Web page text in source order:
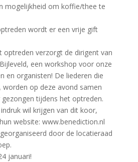
mogelijkheid om koffie/thee te
wordt er een vrije gift
optreden verzorgt de dirigent van
een workshop voor onze
en organisten! De liederen die
op deze avond samen
tijdens het optreden.
wil krijgen van dit koor,
website: www.benediction.nl
door de locatieraad
januari!